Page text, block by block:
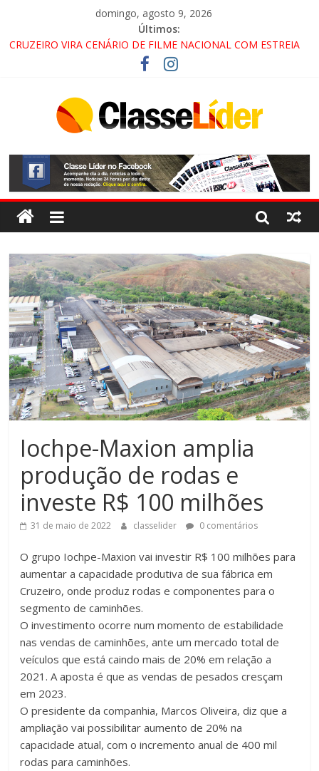
domingo, agosto 9, 2026
Últimos:
CRUZEIRO VIRA CENÁRIO DE FILME NACIONAL COM ESTREIA
PROMOTOR DO GAECO
ACESSO À APARECIDA NA DUTRA SERÁ BLOQUEADO NO FIM
ALTERNATIVAS
LORENA, PINDAMONHANGABA E QUELUZ NA RETA FINAL
PELA FÁBRICA DA COCA-COLA!
Iochpe-Maxion amplia
produção de rodas e
investe R$ 100 milhões
31 de maio de 2022 classelider 0 comentários
O grupo Iochpe-Maxion vai investir R$ 100 milhões para
aumentar a capacidade produtiva de sua fábrica em
Cruzeiro, onde produz rodas e componentes para o
segmento de caminhões.
O investimento ocorre num momento de estabilidade
nas vendas de caminhões, ante um mercado total de
veículos que está caindo mais de 20% em relação a
2021. A aposta é que as vendas de pesados cresçam
em 2023.
O presidente da companhia, Marcos Oliveira, diz que a
ampliação vai possibilitar aumento de 20% na
capacidade atual, com o incremento anual de 400 mil
rodas para caminhões.